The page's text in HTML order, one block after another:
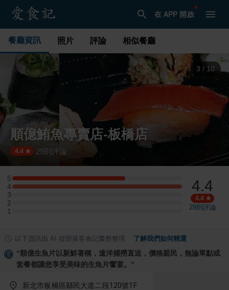
在 APP 開啟
餐廳資訊 照片 評論 相似餐廳
3 / 10
順億鮪魚專賣店-板橋店
4.4 ·29則評論
5
5 星：2 則評論
4
4 星：3 則評論
3
3 星：0 則評論
2
2 星：0 則評論
1
1 星：0 則評論
4.4
4.4
29則評論
以下資訊由 AI 從部落客食記彙整整理 了解我們如何精選
“ 順億生魚片以新鮮著稱，遠洋捕撈直送，價格親民，無論單點或
套餐都讓您享受美味的生魚片饗宴。 ”
新北市板橋區縣民大道二段120號1F